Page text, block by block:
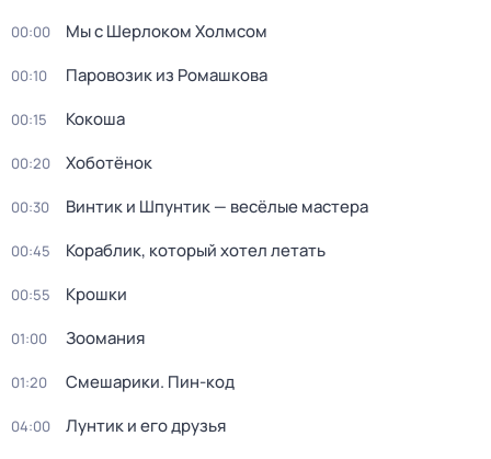
00:00 Мы с Шерлоком Холмсом
00:10 Паровозик из Ромашкова
00:15 Кокоша
00:20 Хоботёнок
00:30 Винтик и Шпунтик — весёлые мастера
00:45 Кораблик, который хотел летать
00:55 Крошки
01:00 Зоомания
01:20 Смешарики. Пин-код
04:00 Лунтик и его друзья